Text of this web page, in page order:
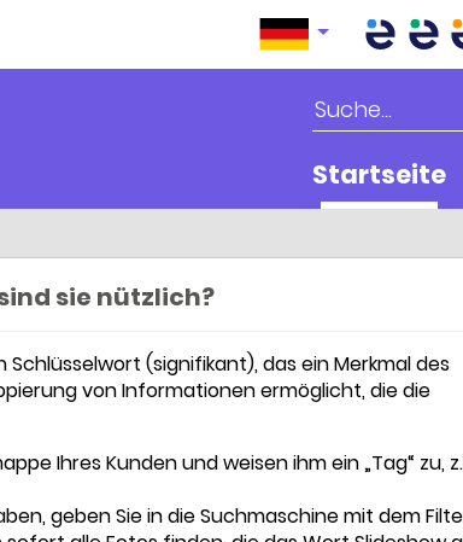
Startseite
sie nützlich?
Schlüsselwort (signifikant), das ein Merkmal des
von Informationen ermöglicht, die die
Ihres Kunden und weisen ihm ein „Tag“ zu,
geben Sie in die Suchmaschine mit dem